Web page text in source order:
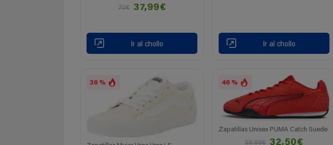
70€
37,99€
Ir al chollo Ir al chollo
36 % 46 %
Zapatillas Unisex PUMA Catch Suede
59,99€
32,50€